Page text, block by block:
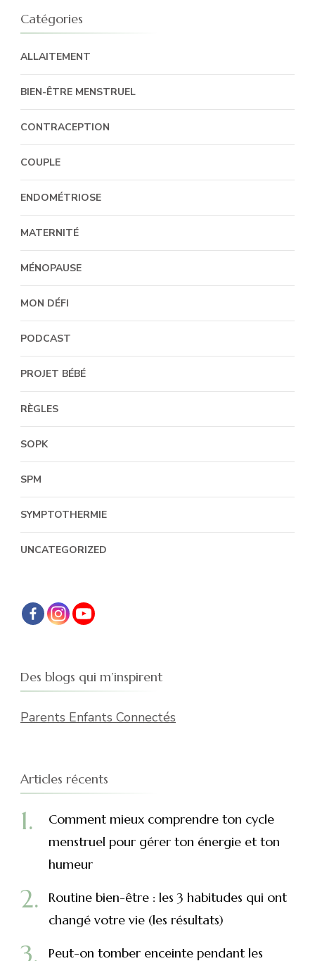
Catégories
ALLAITEMENT
BIEN-ÊTRE MENSTRUEL
CONTRACEPTION
COUPLE
ENDOMÉTRIOSE
MATERNITÉ
MÉNOPAUSE
MON DÉFI
PODCAST
PROJET BÉBÉ
RÈGLES
SOPK
SPM
SYMPTOTHERMIE
UNCATEGORIZED
Des blogs qui m’inspirent
Parents Enfants Connectés
Articles récents
Comment mieux comprendre ton cycle
menstruel pour gérer ton énergie et ton
humeur
Routine bien-être : les 3 habitudes qui ont
changé votre vie (les résultats)
Peut-on tomber enceinte pendant les